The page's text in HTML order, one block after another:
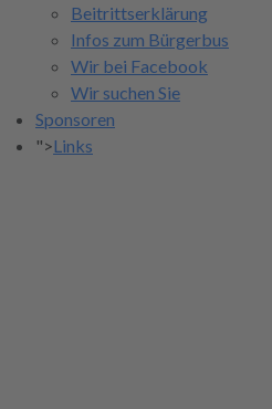
Beitrittserklärung
Infos zum Bürgerbus
Wir bei Facebook
Wir suchen Sie
Sponsoren
">Links